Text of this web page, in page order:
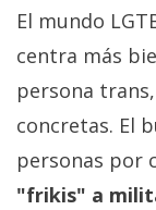
El mundo
centra más
persona
concretas. El
personas por
"frikis" a